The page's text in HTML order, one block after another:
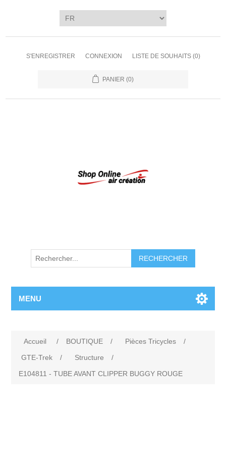
S'ENREGISTRER CONNEXION LISTE DE SOUHAITS (0)
PANIER (0)
RECHERCHER
MENU
Accueil / BOUTIQUE / Pièces Tricycles
/
GTE-Trek
/ Structure
/
E104811 - TUBE AVANT CLIPPER BUGGY ROUGE